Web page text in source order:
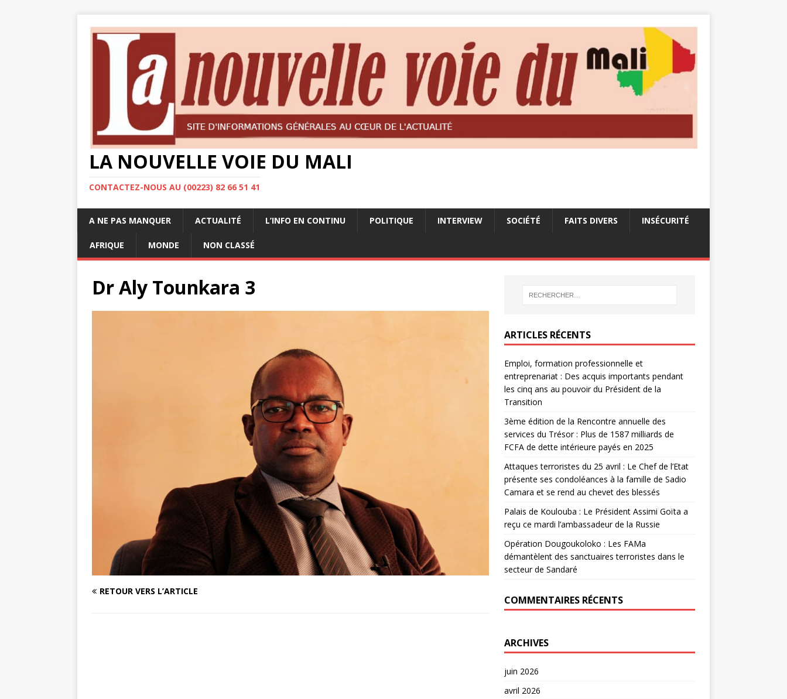
LA NOUVELLE VOIE DU MALI
CONTACTEZ-NOUS AU (00223) 82 66 51 41
A NE PAS MANQUER ACTUALITÉ L’INFO EN CONTINU POLITIQUE INTERVIEW SOCIÉTÉ FAITS DIVERS INSÉCURITÉ
AFRIQUE MONDE NON CLASSÉ
Dr Aly Tounkara 3
RETOUR VERS L’ARTICLE
ARTICLES RÉCENTS
Emploi, formation professionnelle et
entreprenariat : Des acquis importants pendant
les cinq ans au pouvoir du Président de la
Transition
3ème édition de la Rencontre annuelle des
services du Trésor : Plus de 1587 milliards de
FCFA de dette intérieure payés en 2025
Attaques terroristes du 25 avril : Le Chef de l’Etat
présente ses condoléances à la famille de Sadio
Camara et se rend au chevet des blessés
Palais de Koulouba : Le Président Assimi Goïta a
reçu ce mardi l’ambassadeur de la Russie
Opération Dougoukoloko : Les FAMa
démantèlent des sanctuaires terroristes dans le
secteur de Sandaré
COMMENTAIRES RÉCENTS
ARCHIVES
juin 2026
avril 2026